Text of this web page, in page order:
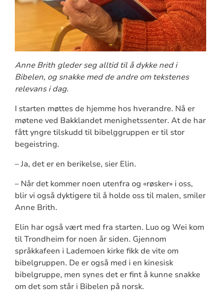
Anne Brith gleder seg alltid til å dykke ned i
Bibelen, og snakke med de andre om tekstenes
relevans i dag.
I starten møttes de hjemme hos hverandre. Nå er
møtene ved Bakklandet menighetssenter. At de har
fått yngre tilskudd til bibelggruppen er til stor
begeistring.
– Ja, det er en berikelse, sier Elin.
– Når det kommer noen utenfra og «røsker» i oss,
blir vi også dyktigere til å holde oss til malen, smiler
Anne Brith.
Elin har også vært med fra starten. Luo og Wei kom
til Trondheim for noen år siden. Gjennom
språkkafeen i Lademoen kirke fikk de vite om
bibelgruppen. De er også med i en kinesisk
bibelgruppe, men synes det er fint å kunne snakke
om det som står i Bibelen på norsk.